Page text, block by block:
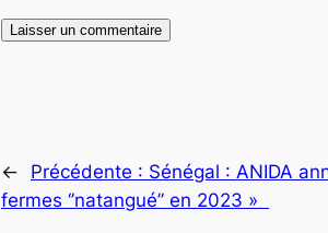
← Précédente : Sénégal : ANIDA
fermes ‘’natangué’’ en 2023 »